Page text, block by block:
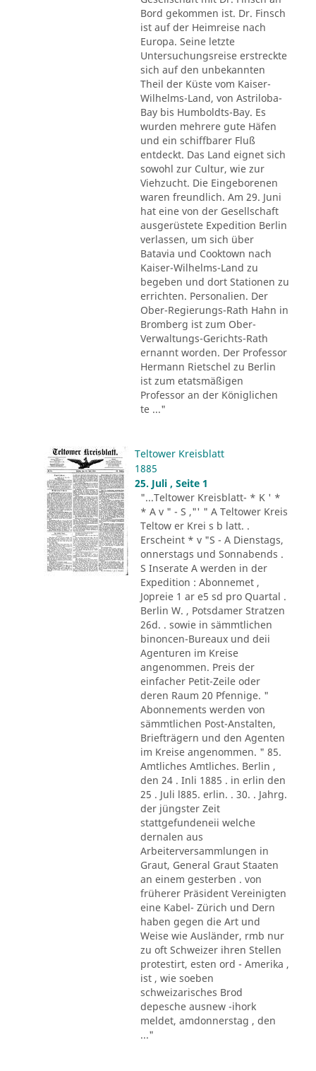
Bord gekommen ist. Dr. Finsch
ist auf der Heimreise nach
Europa. Seine letzte
Untersuchungsreise erstreckte
sich auf den unbekannten
Theil der Küste vom Kaiser-
Wilhelms-Land, von Astriloba-
Bay bis Humboldts-Bay. Es
wurden mehrere gute Häfen
und ein schiffbarer Fluß
entdeckt. Das Land eignet sich
sowohl zur Cultur, wie zur
Viehzucht. Die Eingeborenen
waren freundlich. Am 29. Juni
hat eine von der Gesellschaft
ausgerüstete Expedition Berlin
verlassen, um sich über
Batavia und Cooktown nach
Kaiser-Wilhelms-Land zu
begeben und dort Stationen zu
errichten. Personalien. Der
Ober-Regierungs-Rath Hahn in
Bromberg ist zum Ober-
Verwaltungs-Gerichts-Rath
ernannt worden. Der Professor
Hermann Rietschel zu Berlin
ist zum etatsmäßigen
Professor an der Königlichen
te ..."
Teltower Kreisblatt
1885
25. Juli , Seite 1
"...Teltower Kreisblatt- * K ' *
* A v " - S ,"' " A Teltower Kreis
Teltow er Krei s b latt. .
Erscheint * v "S - A Dienstags,
onnerstags und Sonnabends .
S Inserate A werden in der
Expedition : Abonnemet ,
Jopreie 1 ar e5 sd pro Quartal .
Berlin W. , Potsdamer Stratzen
26d. . sowie in sämmtlichen
binoncen-Bureaux und deii
Agenturen im Kreise
angenommen. Preis der
einfacher Petit-Zeile oder
deren Raum 20 Pfennige. "
Abonnements werden von
sämmtlichen Post-Anstalten,
Briefträgern und den Agenten
im Kreise angenommen. " 85.
Amtliches Amtliches. Berlin ,
den 24 . Inli 1885 . in erlin den
25 . Juli l885. erlin. . 30. . Jahrg.
der jüngster Zeit
stattgefundeneii welche
dernalen aus
Arbeiterversammlungen in
Graut, General Graut Staaten
an einem gesterben . von
früherer Präsident Vereinigten
eine Kabel- Zürich und Dern
haben gegen die Art und
Weise wie Ausländer, rmb nur
zu oft Schweizer ihren Stellen
protestirt, esten ord - Amerika ,
ist , wie soeben
schweizarisches Brod
depesche ausnew -ihork
meldet, amdonnerstag , den
..."